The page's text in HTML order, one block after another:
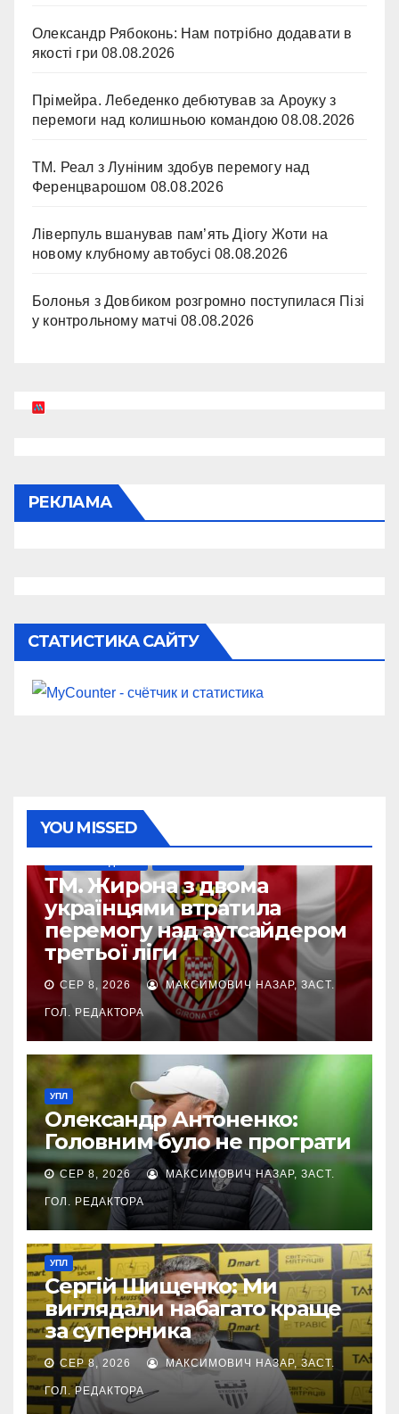
Олександр Рябоконь: Нам потрібно додавати в
якості гри 08.08.2026
Прімейра. Лебеденко дебютував за Ароуку з
перемоги над колишньою командою 08.08.2026
ТМ. Реал з Луніним здобув перемогу над
Ференцварошом 08.08.2026
Ліверпуль вшанував пам’ять Діогу Жоти на
новому клубному автобусі 08.08.2026
Болонья з Довбиком розгромно поступилася Пізі
у контрольному матчі 08.08.2026
РЕКЛАМА
СТАТИСТИКА САЙТУ
YOU MISSED
ТМ. Жирона з двома
українцями втратила
перемогу над аутсайдером
третьої ліги
СЕР 8, 2026 МАКСИМОВИЧ НАЗАР, ЗАСТ.
ГОЛ. РЕДАКТОРА
УПЛ
Олександр Антоненко:
Головним було не програти
СЕР 8, 2026 МАКСИМОВИЧ НАЗАР, ЗАСТ.
ГОЛ. РЕДАКТОРА
УПЛ
Сергій Шищенко: Ми
виглядали набагато краще
за суперника
СЕР 8, 2026 МАКСИМОВИЧ НАЗАР, ЗАСТ.
ГОЛ. РЕДАКТОРА